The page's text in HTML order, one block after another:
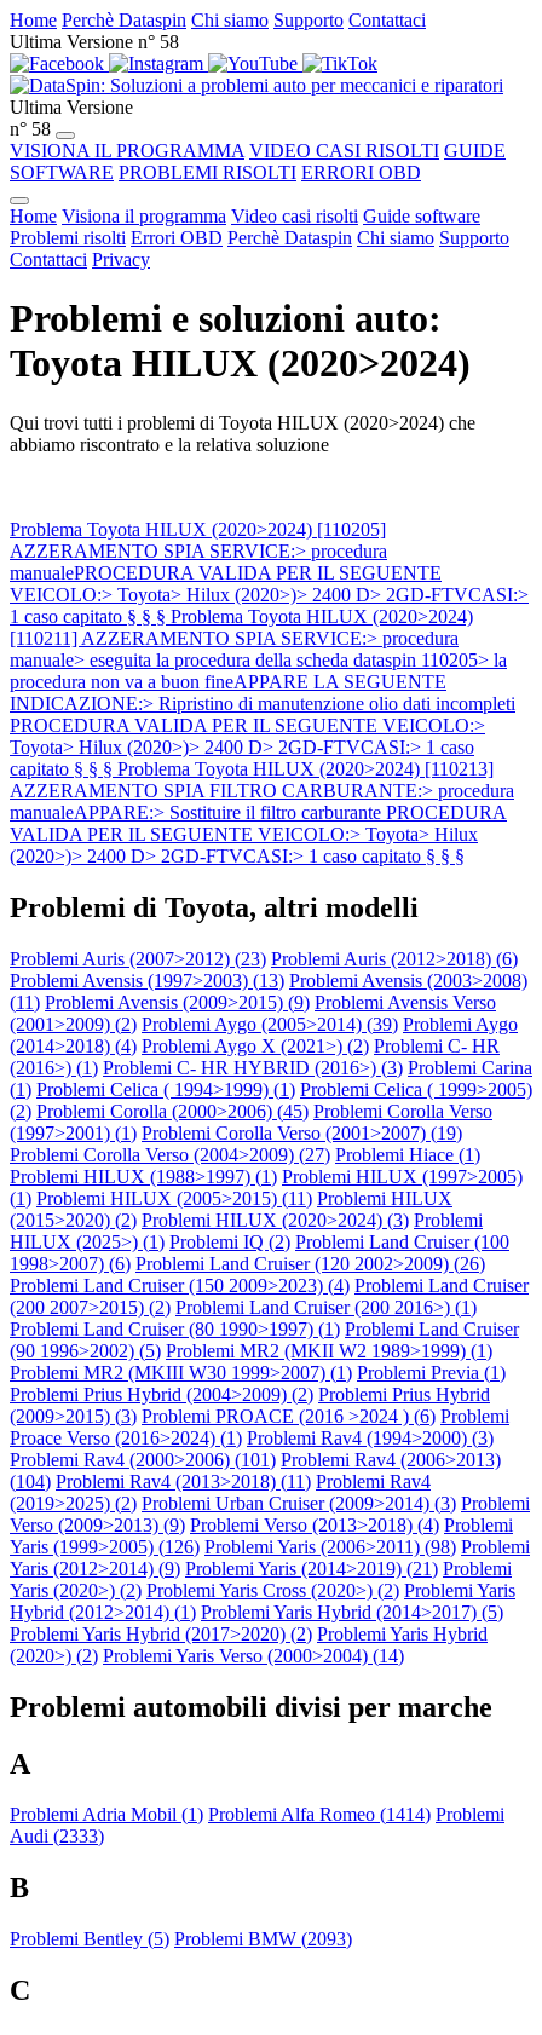
Home Perchè Dataspin Chi siamo Supporto Contattaci
Ultima Versione n° 58
Ultima Versione
n° 58
VISIONA IL PROGRAMMA VIDEO CASI RISOLTI GUIDE
SOFTWARE PROBLEMI RISOLTI ERRORI OBD
Home Visiona il programma Video casi risolti Guide software
Problemi risolti Errori OBD Perchè Dataspin Chi siamo Supporto
Contattaci Privacy
Problemi e soluzioni auto:
Toyota HILUX (2020>2024)
Qui trovi tutti i problemi di Toyota HILUX (2020>2024) che
abbiamo riscontrato e la relativa soluzione
Problema Toyota HILUX (2020>2024) [110205]
AZZERAMENTO SPIA SERVICE:> procedura
manualePROCEDURA VALIDA PER IL SEGUENTE
VEICOLO:> Toyota> Hilux (2020>)> 2400 D> 2GD-FTVCASI:>
1 caso capitato § § § Problema Toyota HILUX (2020>2024)
[110211] AZZERAMENTO SPIA SERVICE:> procedura
manuale> eseguita la procedura della scheda dataspin 110205> la
procedura non va a buon fineAPPARE LA SEGUENTE
INDICAZIONE:> Ripristino di manutenzione olio dati incompleti
PROCEDURA VALIDA PER IL SEGUENTE VEICOLO:>
Toyota> Hilux (2020>)> 2400 D> 2GD-FTVCASI:> 1 caso
capitato § § § Problema Toyota HILUX (2020>2024) [110213]
AZZERAMENTO SPIA FILTRO CARBURANTE:> procedura
manualeAPPARE:> Sostituire il filtro carburante PROCEDURA
VALIDA PER IL SEGUENTE VEICOLO:> Toyota> Hilux
(2020>)> 2400 D> 2GD-FTVCASI:> 1 caso capitato § § §
Problemi di Toyota, altri modelli
Problemi Auris (2007>2012) (23) Problemi Auris (2012>2018) (6)
Problemi Avensis (1997>2003) (13) Problemi Avensis (2003>2008)
(11) Problemi Avensis (2009>2015) (9) Problemi Avensis Verso
(2001>2009) (2) Problemi Aygo (2005>2014) (39) Problemi Aygo
(2014>2018) (4) Problemi Aygo X (2021>) (2) Problemi C- HR
(2016>) (1) Problemi C- HR HYBRID (2016>) (3) Problemi Carina
(1) Problemi Celica ( 1994>1999) (1) Problemi Celica ( 1999>2005)
(2) Problemi Corolla (2000>2006) (45) Problemi Corolla Verso
(1997>2001) (1) Problemi Corolla Verso (2001>2007) (19)
Problemi Corolla Verso (2004>2009) (27) Problemi Hiace (1)
Problemi HILUX (1988>1997) (1) Problemi HILUX (1997>2005)
(1) Problemi HILUX (2005>2015) (11) Problemi HILUX
(2015>2020) (2) Problemi HILUX (2020>2024) (3) Problemi
HILUX (2025>) (1) Problemi IQ (2) Problemi Land Cruiser (100
1998>2007) (6) Problemi Land Cruiser (120 2002>2009) (26)
Problemi Land Cruiser (150 2009>2023) (4) Problemi Land Cruiser
(200 2007>2015) (2) Problemi Land Cruiser (200 2016>) (1)
Problemi Land Cruiser (80 1990>1997) (1) Problemi Land Cruiser
(90 1996>2002) (5) Problemi MR2 (MKII W2 1989>1999) (1)
Problemi MR2 (MKIII W30 1999>2007) (1) Problemi Previa (1)
Problemi Prius Hybrid (2004>2009) (2) Problemi Prius Hybrid
(2009>2015) (3) Problemi PROACE (2016 >2024 ) (6) Problemi
Proace Verso (2016>2024) (1) Problemi Rav4 (1994>2000) (3)
Problemi Rav4 (2000>2006) (101) Problemi Rav4 (2006>2013)
(104) Problemi Rav4 (2013>2018) (11) Problemi Rav4
(2019>2025) (2) Problemi Urban Cruiser (2009>2014) (3) Problemi
Verso (2009>2013) (9) Problemi Verso (2013>2018) (4) Problemi
Yaris (1999>2005) (126) Problemi Yaris (2006>2011) (98) Problemi
Yaris (2012>2014) (9) Problemi Yaris (2014>2019) (21) Problemi
Yaris (2020>) (2) Problemi Yaris Cross (2020>) (2) Problemi Yaris
Hybrid (2012>2014) (1) Problemi Yaris Hybrid (2014>2017) (5)
Problemi Yaris Hybrid (2017>2020) (2) Problemi Yaris Hybrid
(2020>) (2) Problemi Yaris Verso (2000>2004) (14)
Problemi automobili divisi per marche
A
Problemi Adria Mobil (1) Problemi Alfa Romeo (1414) Problemi
Audi (2333)
B
Problemi Bentley (5) Problemi BMW (2093)
C